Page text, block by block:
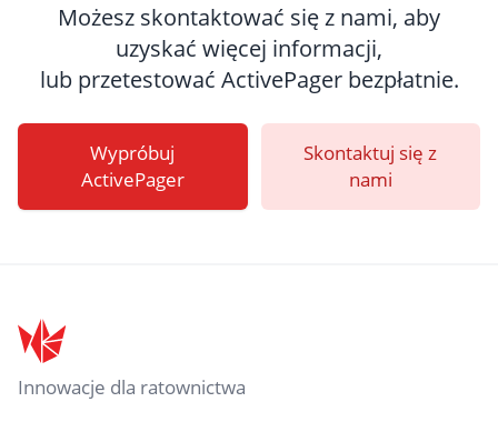
Możesz skontaktować się z nami, aby
uzyskać więcej informacji,
lub przetestować ActivePager bezpłatnie.
Wypróbuj
ActivePager
Skontaktuj się z
nami
Innowacje dla ratownictwa